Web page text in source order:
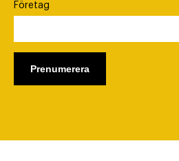
Företag